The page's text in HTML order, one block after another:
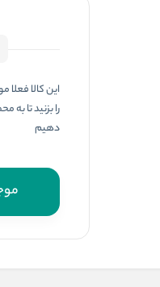
این کالا
را بزنید تا
دهیم